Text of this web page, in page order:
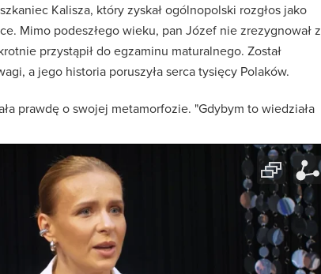
Kalisza, który zyskał ogólnopolski rozgłos jako
Mimo podeszłego wieku, pan Józef nie zrezygnował z
przystąpił do egzaminu maturalnego. Został
a jego historia poruszyła serca tysięcy Polaków.
prawdę o swojej metamorfozie. "Gdybym to wiedziała